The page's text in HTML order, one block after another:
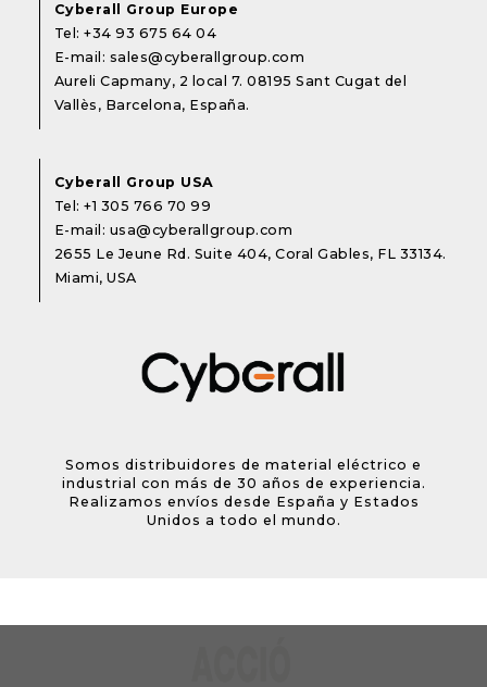
Cyberall Group Europe
Tel:+34 93 675 64 04
E-mail: sales@cyberallgroup.com
Aureli Capmany, 2 local 7. 08195 Sant Cugat del
Vallès, Barcelona, España.
Cyberall Group USA
Tel:+1 305 766 70 99
E-mail: usa@cyberallgroup.com
2655 Le Jeune Rd. Suite 404, Coral Gables, FL 33134.
Miami, USA
Somos distribuidores de material eléctrico e
industrial con más de 30 años de experiencia.
Realizamos envíos desde España y Estados
Unidos a todo el mundo.